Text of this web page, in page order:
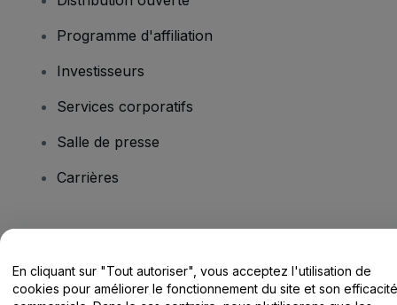
Programme d'affiliation
Investisseurs
Services corporatifs
Salle de presse
Carrières
Centre d'assistance / Nous contacter
En cliquant sur "Tout autoriser", vous acceptez l'utilisation de
cookies pour améliorer le fonctionnement du site et son efficacité